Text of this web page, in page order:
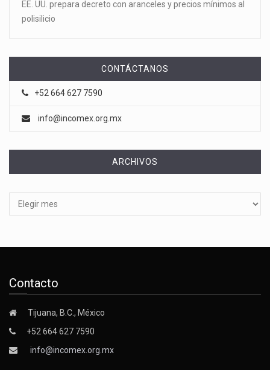
EE. UU. prepara decreto con aranceles y precios mínimos al
polisilicio
CONTÁCTANOS
+52 664 627 7590
info@incomex.org.mx
ARCHIVOS
Contacto
Tijuana, B.C., México
+52 664 627 7590
info@incomex.org.mx